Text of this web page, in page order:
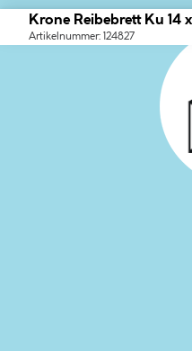
Krone Reibebrett Ku 14
Artikelnummer: 124827